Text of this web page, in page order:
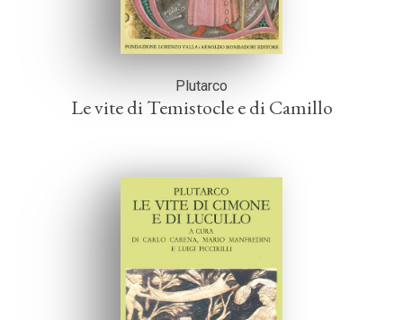
Plutarco
Le vite di Temistocle e di Camillo